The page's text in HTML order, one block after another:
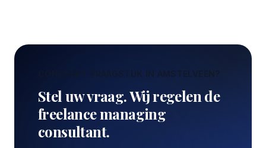
CONCREET VRAAGSTUK IN AMSTELVEEN?
Stel uw vraag. Wij regelen de
freelance managing
consultant.